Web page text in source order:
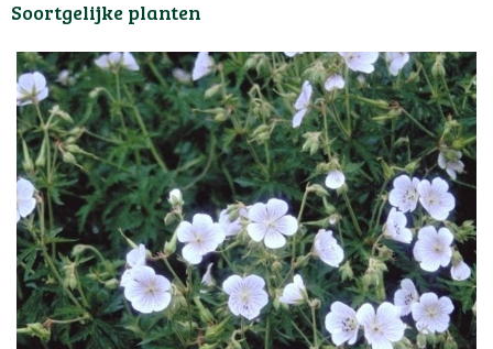
Soortgelijke planten